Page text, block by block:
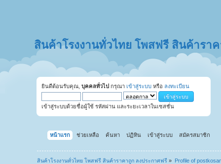
สินค้าโรงงานทั่วไทย โพสฟรี สินค้ารา
ยินดีต้อนรับคุณ, บุคคลทั่วไป กรุณา เข้าสู่ระบบ หรือ ลงทะเบียน
เข้าสู่ระบบด้วยชื่อผู้ใช้ รหัสผ่าน และระยะเวลาในเซสชั่น
หน้าแรก ช่วยเหลือ ค้นหา ปฏิทิน เข้าสู่ระบบ สมัครสมาชิก
สินค้าโรงงานทั่วไทย โพสฟรี สินค้าราคาถูก ลงประกาศฟรี » Profile of